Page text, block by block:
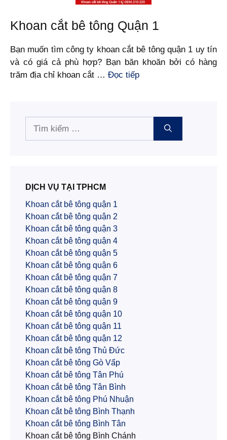
Khoan cắt bê tông Quận 1
Bạn muốn tìm công ty khoan cắt bê tông quận 1 uy tín
và có giá cả phù hợp? Bạn băn khoăn bởi có hàng
trăm địa chỉ khoan cắt … Đọc tiếp
kiếm
DỊCH VỤ TẠI TPHCM
Khoan cắt bê tông quận 1
Khoan cắt bê tông quận 2
Khoan cắt bê tông quận 3
Khoan cắt bê tông quận 4
Khoan cắt bê tông quận 5
Khoan cắt bê tông quận 6
Khoan cắt bê tông quận 7
Khoan cắt bê tông quận 8
Khoan cắt bê tông quận 9
Khoan cắt bê tông quận 10
Khoan cắt bê tông quận 11
Khoan cắt bê tông quận 12
Khoan cắt bê tông Thủ Đức
Khoan cắt bê tông Gò Vấp
Khoan cắt bê tông Tân Phú
Khoan cắt bê tông Tân Bình
Khoan cắt bê tông Phú Nhuận
Khoan cắt bê tông Bình Thạnh
Khoan cắt bê tông Bình Tân
Khoan cắt bê tông Bình Chánh